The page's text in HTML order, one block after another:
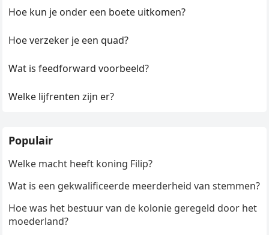
Hoe kun je onder een boete uitkomen?
Hoe verzeker je een quad?
Wat is feedforward voorbeeld?
Welke lijfrenten zijn er?
Populair
Welke macht heeft koning Filip?
Wat is een gekwalificeerde meerderheid van stemmen?
Hoe was het bestuur van de kolonie geregeld door het
moederland?